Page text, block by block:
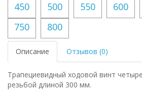
450
500 550 600
750
800
Описание Отзывов (0)
Трапециевидный ходовой винт
резьбой длиной 300 мм.